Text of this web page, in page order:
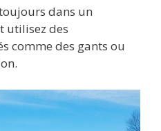
dans un
utilisez des
comme des gants ou